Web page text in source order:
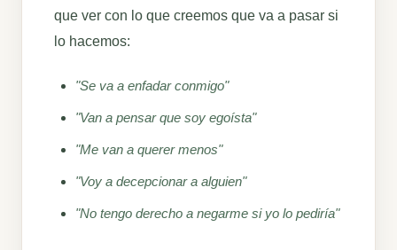
que ver con lo que creemos que va a pasar si
lo hacemos:
"Se va a enfadar conmigo"
"Van a pensar que soy egoísta"
"Me van a querer menos"
"Voy a decepcionar a alguien"
"No tengo derecho a negarme si yo lo pediría"